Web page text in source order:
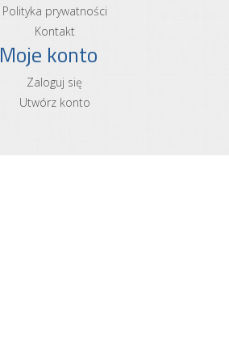
Polityka prywatności
Kontakt
Moje konto
Zaloguj się
Utwórz konto